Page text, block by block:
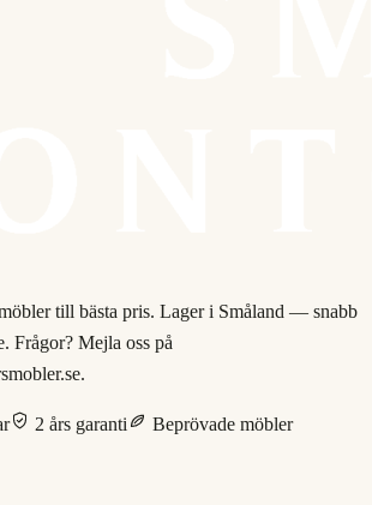
till bästa pris. Lager i Småland — snabb
Frågor? Mejla oss på
2 års garanti
Beprövade möbler